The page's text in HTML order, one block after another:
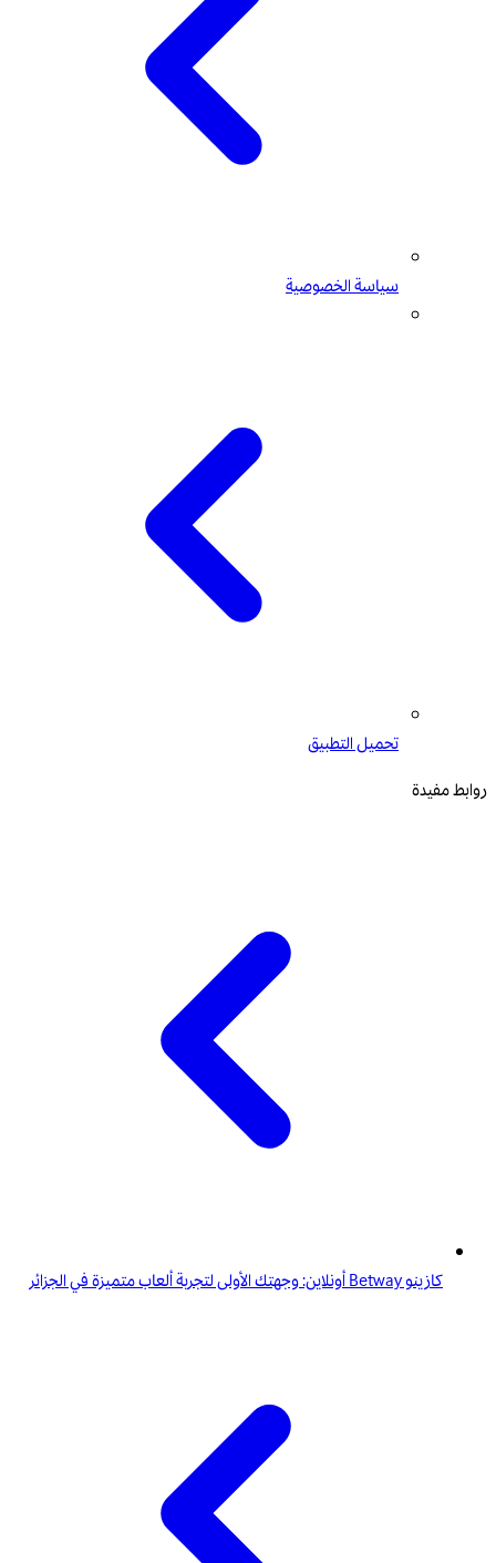
سياسة الخصوصية
تحميل التطبيق
روابط مفيدة
كازينو Betway أونلاين: وجهتك الأولى لتجربة ألعاب متميزة في الجزائر